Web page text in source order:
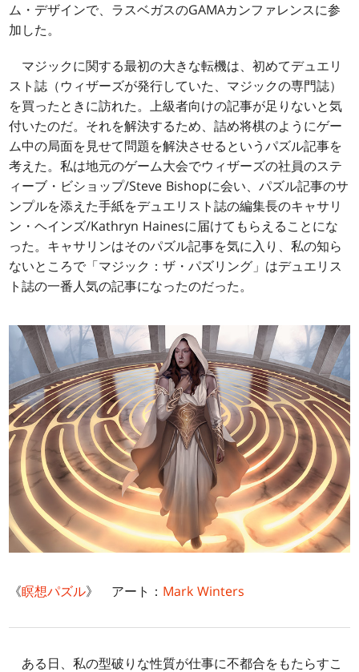
ム・デザインで、ラスベガスのGAMAカンファレンスに参
加した。
マジックに関する最初の大きな転機は、初めてデュエリ
スト誌（ウィザーズが発行していた、マジックの専門誌）
を買ったときに訪れた。上級者向けの記事が足りないと気
付いたのだ。それを解決するため、詰め将棋のようにゲー
ム中の局面を見せて問題を解決させるというパズル記事を
考えた。私は地元のゲーム大会でウィザーズの社員のステ
ィーブ・ビショップ/Steve Bishopに会い、パズル記事のサ
ンプルを添えた手紙をデュエリスト誌の編集長のキャサリ
ン・ヘインズ/Kathryn Hainesに届けてもらえることにな
った。キャサリンはそのパズル記事を気に入り、私の知ら
ないところで「マジック：ザ・パズリング」はデュエリス
ト誌の一番人気の記事になったのだった。
《瞑想パズル》 アート： Mark Winters
ある日、私の型破りな性質が仕事に不都合をもたらすこ